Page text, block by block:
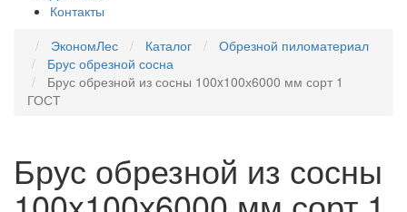
Контакты
ЭкономЛес Каталог
Обрезной пиломатериал
Брус обрезной сосна
Брус обрезной из сосны 100x100х6000 мм сорт 1
ГОСТ
Брус обрезной из сосны